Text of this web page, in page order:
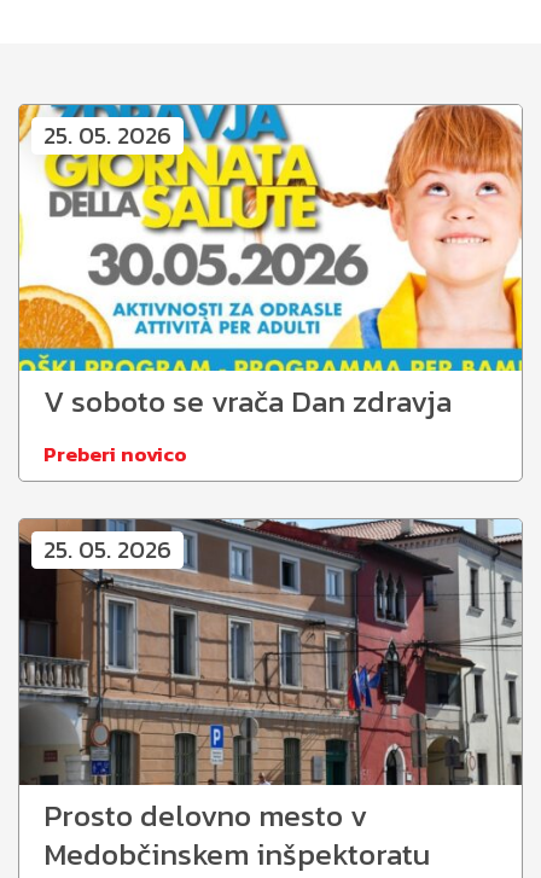
25. 05. 2026
V soboto se vrača Dan zdravja
Preberi novico
25. 05. 2026
Prosto delovno mesto v
Medobčinskem inšpektoratu